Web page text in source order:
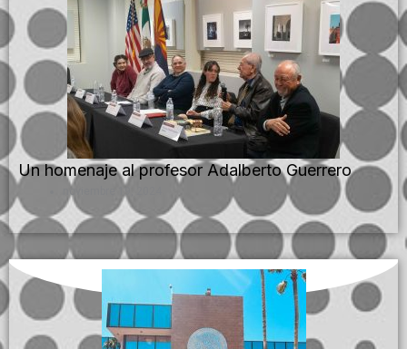
Un homenaje al profesor Adalberto Guerrero